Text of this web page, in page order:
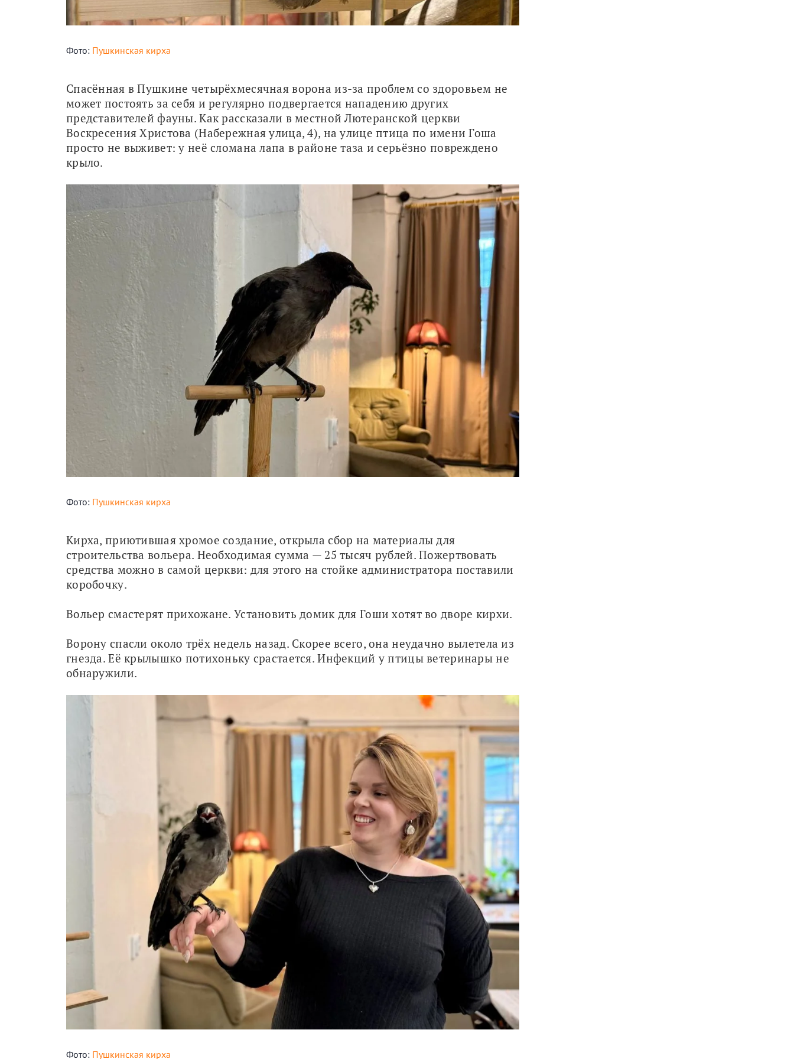
Фото: Пушкинская кирха
Спасённая в Пушкине четырёхмесячная ворона из-за проблем со здоровьем не
может постоять за себя и регулярно подвергается нападению других
представителей фауны. Как рассказали в местной Лютеранской церкви
Воскресения Христова (Набережная улица, 4), на улице птица по имени Гоша
просто не выживет: у неё сломана лапа в районе таза и серьёзно повреждено
крыло.
Фото: Пушкинская кирха
Кирха, приютившая хромое создание, открыла сбор на материалы для
строительства вольера. Необходимая сумма — 25 тысяч рублей. Пожертвовать
средства можно в самой церкви: для этого на стойке администратора поставили
коробочку.
Вольер смастерят прихожане. Установить домик для Гоши хотят во дворе кирхи.
Ворону спасли около трёх недель назад. Скорее всего, она неудачно вылетела из
гнезда. Её крылышко потихоньку срастается. Инфекций у птицы ветеринары не
обнаружили.
Фото: Пушкинская кирха